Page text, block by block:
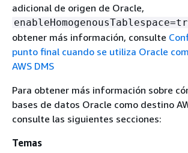
adicional de origen de Oracle,
obtener más información, consulte
punto final cuando se utiliza Oracle
AWS DMS
Para obtener más información sobre
bases de datos Oracle como destino
consulte las siguientes secciones:
Temas